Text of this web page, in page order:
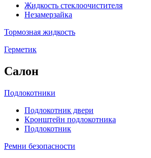
Жидкость стеклоочистителя
Незамерзайка
Тормозная жидкость
Герметик
Салон
Подлокотники
Подлокотник двери
Кронштейн подлокотника
Подлокотник
Ремни безопасности